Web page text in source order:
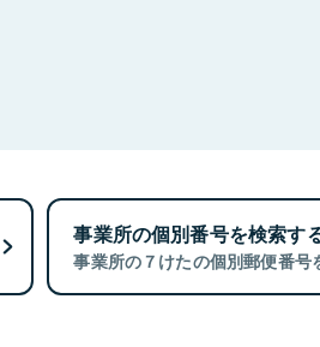
事業所の個別番号を検索す
事業所の７けたの個別郵便番号